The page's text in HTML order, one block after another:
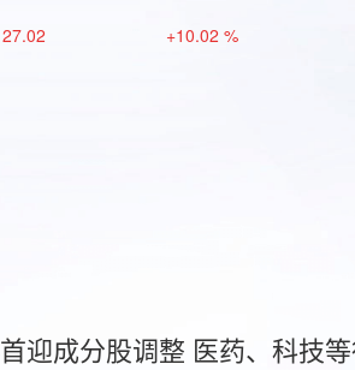
27.02 +10.02 %
迎成分股调整 医药、科技